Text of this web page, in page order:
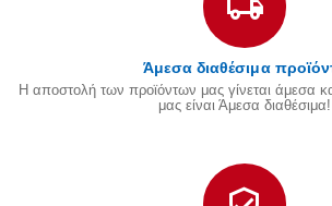
Άμεσα διαθέσιμα
Η αποστολή των προϊόντων μας γίνεται άμεσα
μας είναι Άμεσα διαθέσιμα!